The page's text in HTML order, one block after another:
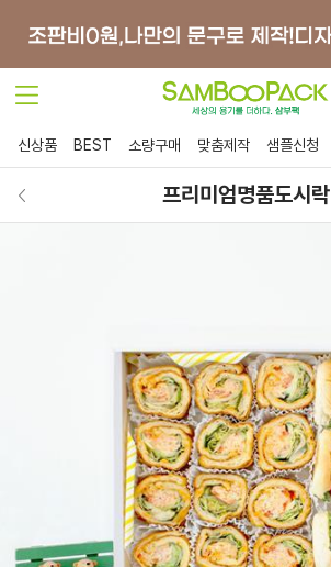
신상품 BEST 소량구매 맞춤제작 샘플신청
프리미엄명품도시락